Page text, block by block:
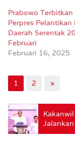
Prabowo Terbitkan
Perpres Pelantikan
Daerah Serentak
Februari
Februari 16, 2025
1 2 »